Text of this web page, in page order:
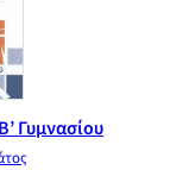
Γυμνασίου